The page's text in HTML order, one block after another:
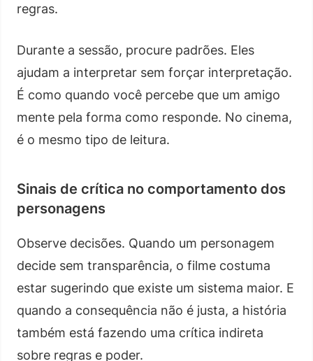
regras.
Durante a sessão, procure padrões. Eles
ajudam a interpretar sem forçar interpretação.
É como quando você percebe que um amigo
mente pela forma como responde. No cinema,
é o mesmo tipo de leitura.
Sinais de crítica no comportamento dos
personagens
Observe decisões. Quando um personagem
decide sem transparência, o filme costuma
estar sugerindo que existe um sistema maior. E
quando a consequência não é justa, a história
também está fazendo uma crítica indireta
sobre regras e poder.